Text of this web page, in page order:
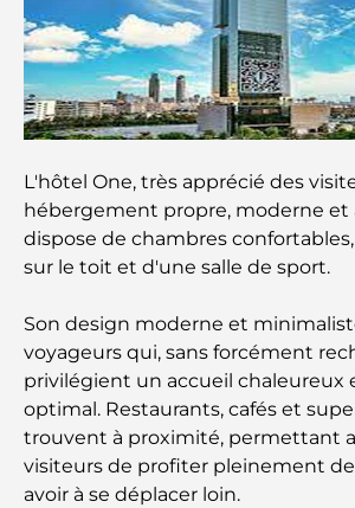
détente se rencontrent
Les meilleures écoles IB à
complet pour les parents
Plan directeur de Dubai Hills :
vie communautaire moderne
Restaurant de l'Opéra de Dubaï :
gastronomie rencontre la culture
Les marques de costumes les
définissent le luxe sur mesure
Restaurants de J1 Beach : la
gastronomique de luxe à Dubaï
L'hôtel One, très apprécié des
hébergement propre, moderne et
dispose de chambres
sur le toit et d'une salle de sport.
Son design moderne et
voyageurs qui, sans forcément
privilégient un accueil chaleureux
optimal. Restaurants, cafés et
trouvent à proximité, permettant
visiteurs de profiter pleinement
avoir à se déplacer loin.